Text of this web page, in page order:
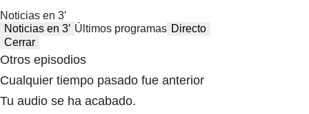
Noticias en 3′
Noticias en 3′ Últimos programas Directo
Cerrar
Otros episodios
Cualquier tiempo pasado fue anterior
Tu audio se ha acabado.